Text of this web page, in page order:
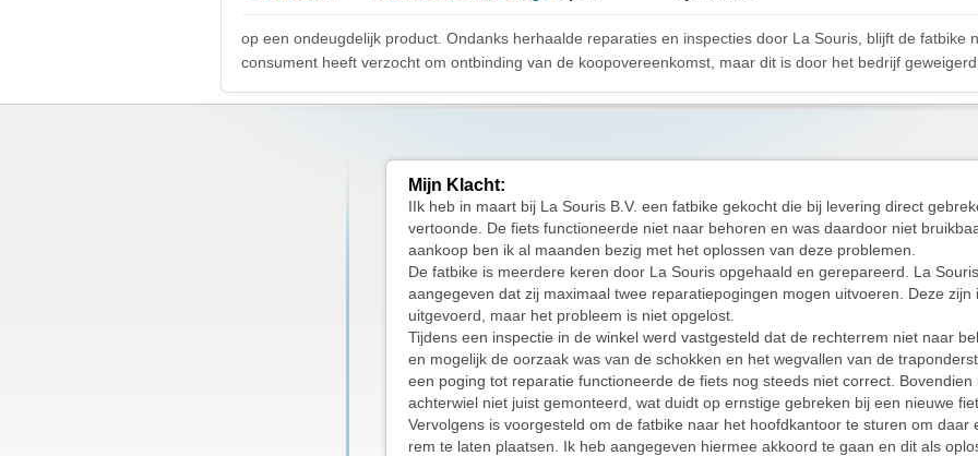
op een ondeugdelijk product. Ondanks herhaalde reparaties en inspecties door La Souris, blijft de fatbike
consument heeft verzocht om ontbinding van de koopovereenkomst, maar dit is door het bedrijf geweigerd.
Mijn Klacht:
IIk heb in maart bij La Souris B.V. een fatbike gekocht die bij levering direct
vertoonde. De fiets functioneerde niet naar behoren en was daardoor niet
aankoop ben ik al maanden bezig met het oplossen van deze problemen.
De fatbike is meerdere keren door La Souris opgehaald en gerepareerd. La
aangegeven dat zij maximaal twee reparatiepogingen mogen uitvoeren. Deze zijn
uitgevoerd, maar het probleem is niet opgelost.
Tijdens een inspectie in de winkel werd vastgesteld dat de rechterrem niet naar
en mogelijk de oorzaak was van de schokken en het wegvallen van de
een poging tot reparatie functioneerde de fiets nog steeds niet correct. Bovendien
achterwiel niet juist gemonteerd, wat duidt op ernstige gebreken bij een nieuwe
Vervolgens is voorgesteld om de fatbike naar het hoofdkantoor te sturen om daar
rem te laten plaatsen. Ik heb aangegeven hiermee akkoord te gaan en dit als